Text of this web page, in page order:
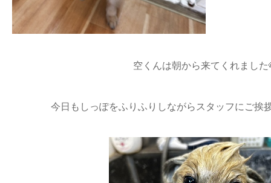
空くんは朝から来てくれまし
今日もしっぽをふりふりしながらスタッフにご